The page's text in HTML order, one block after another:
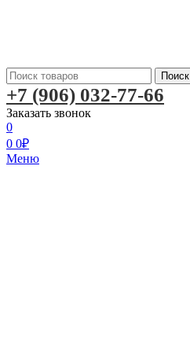
Поиск
+7 (906) 032-77-66
Заказать звонок
0
0 0₽
Меню